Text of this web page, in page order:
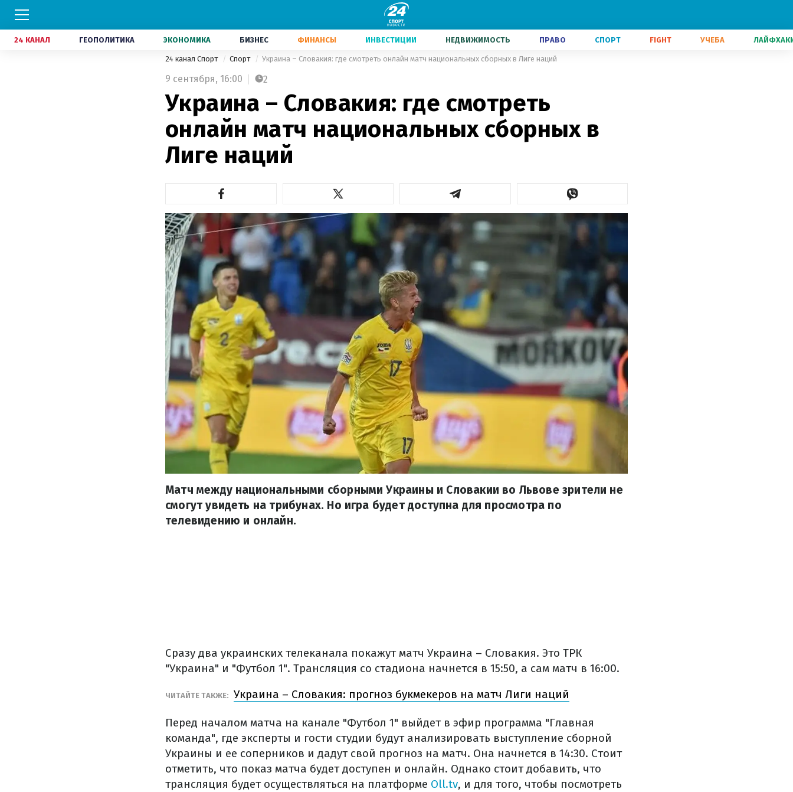
24 КАНАЛ ГЕОПОЛИТИКА ЭКОНОМИКА БИЗНЕС ФИНАНСЫ ИНВЕСТИЦИИ НЕДВИЖИМОСТЬ ПРАВО СПОРТ FIGHT УЧЕБА
24 канал Спорт Спорт Украина – Словакия: где смотреть онлайн матч национальных сборных в Лиге наций
9 сентября, 16:00 2
Украина – Словакия: где смотреть
онлайн матч национальных сборных в
Лиге наций
Матч между национальными сборными Украины и Словакии во Львове зрители не
смогут увидеть на трибунах. Но игра будет доступна для просмотра по
телевидению и онлайн.
Сразу два украинских телеканала покажут матч Украина – Словакия. Это ТРК
"Украина" и "Футбол 1". Трансляция со стадиона начнется в 15:50, а сам матч в 16:00.
ЧИТАЙТЕ ТАКЖЕ: Украина – Словакия: прогноз букмекеров на матч Лиги наций
Перед началом матча на канале "Футбол 1" выйдет в эфир программа "Главная
команда", где эксперты и гости студии будут анализировать выступление сборной
Украины и ее соперников и дадут свой прогноз на матч. Она начнется в 14:30. Стоит
отметить, что показ матча будет доступен и онлайн. Однако стоит добавить, что
трансляция будет осуществляться на платформе Oll.tv, и для того, чтобы посмотреть